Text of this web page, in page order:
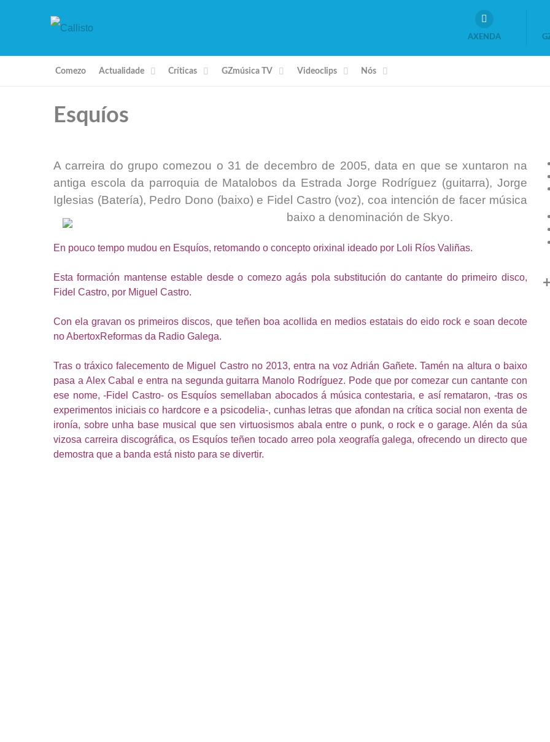
AXENDA
Comezo Actualidade Críticas GZmúsica TV Videoclips Nós
Esquíos
A carreira do grupo comezou o 31 de decembro de 2005, data en que se xuntaron na
antiga escola da parroquia de Matalobos da Estrada Jorge Rodríguez (guitarra), Jorge
Iglesias (Batería), Pedro Dono (baixo) e Fidel Castro (voz), coa intención de facer música
baixo a denominación de Skyo.
En pouco tempo mudou en Esquíos, retomando o concepto orixinal ideado por Loli Ríos Valiñas.
Esta formación mantense estable desde o comezo agás pola substitución do cantante do primeiro disco,
Fidel Castro, por Miguel Castro.
Con ela gravan os primeiros discos, que teñen boa acollida en medios estatais do eido rock e soan decote
no AbertoxReformas da Radio Galega.
Tras o tráxico falecemento de Miguel Castro no 2013, entra na voz Adrián Gañete. Tamén na altura o baixo
pasa a Alex Cabal e entra na segunda guitarra Manolo Rodríguez. Pode que por comezar cun cantante con
ese nome, -Fidel Castro- os Esquíos semellaban abocados á música contestaria, e así remataron, -tras os
experimentos iniciais co hardcore e a psicodelia-, cunhas letras que afondan na crítica social non exenta de
ironía, sobre unha base musical que sen virtuosismos abala entre o punk, o rock e o garage. Alén da súa
vizosa carreira discográfica, os Esquíos teñen tocado arreo pola xeografía galega, ofrecendo un directo que
demostra que a banda está nisto para se divertir.